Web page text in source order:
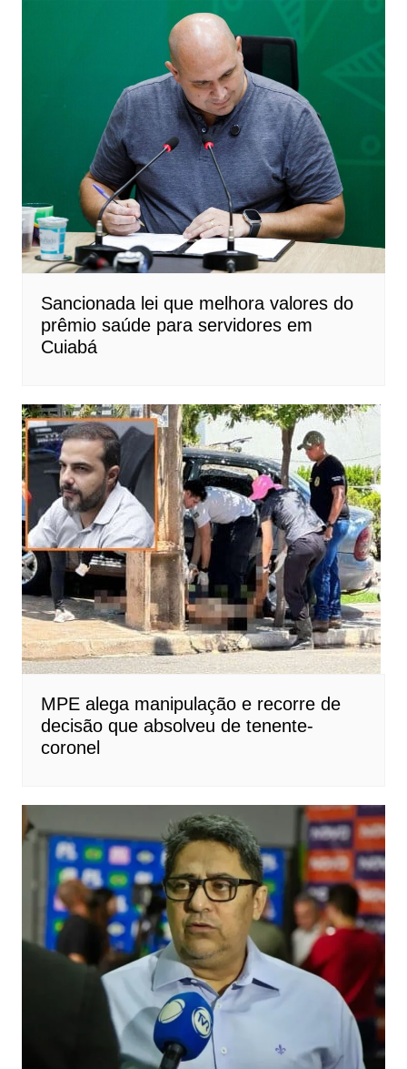
Sancionada lei que melhora valores do
prêmio saúde para servidores em
Cuiabá
MPE alega manipulação e recorre de
decisão que absolveu de tenente-
coronel